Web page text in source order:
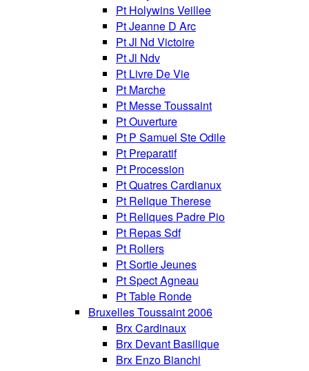
Pt Holywins Veillee
Pt Jeanne D Arc
Pt Jl Nd Victoire
Pt Jl Ndv
Pt Livre De Vie
Pt Marche
Pt Messe Toussaint
Pt Ouverture
Pt P Samuel Ste Odile
Pt Preparatif
Pt Procession
Pt Quatres Cardianux
Pt Relique Therese
Pt Reliques Padre Pio
Pt Repas Sdf
Pt Rollers
Pt Sortie Jeunes
Pt Spect Agneau
Pt Table Ronde
Bruxelles Toussaint 2006
Brx Cardinaux
Brx Devant Basilique
Brx Enzo Bianchi